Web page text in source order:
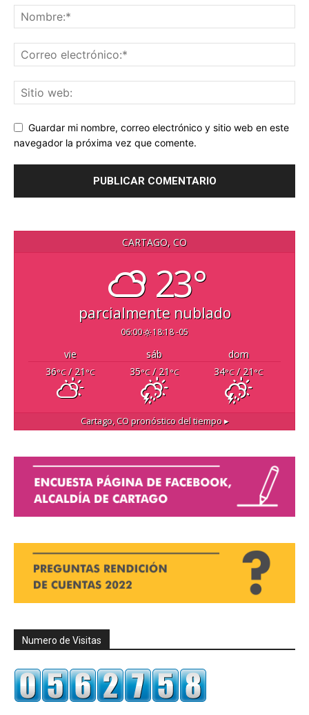
Guardar mi nombre, correo electrónico y sitio web en este
navegador la próxima vez que comente.
CARTAGO, CO
23°
parcialmente nublado
06:00 18:18 -05
vie sáb
dom
36°C/ 21 °C 35°C/ 21 °C 34°C/ 21 °C
Cartago, COpronóstico del tiempo ▸
Numero de Visitas